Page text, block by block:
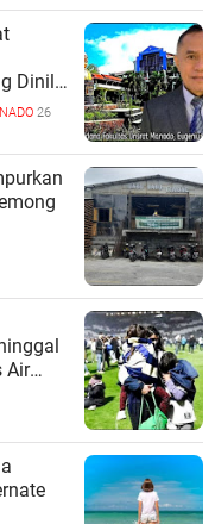
Dinilai
26
Air